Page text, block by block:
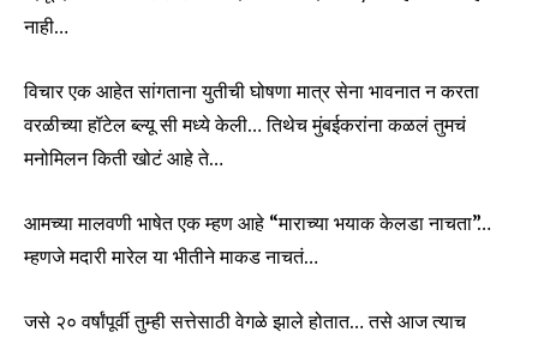
नाही…
विचार एक आहेत सांगताना युतीची घोषणा मात्र सेना भावनात न करता
वरळीच्या हॉटेल ब्ल्यू सी मध्ये केली… तिथेच मुंबईकरांना कळलं तुमचं
मनोमिलन किती खोटं आहे ते…
आमच्या मालवणी भाषेत एक म्हण आहे “माराच्या भयाक केलडा नाचता”…
म्हणजे मदारी मारेल या भीतीने माकड नाचतं…
जसे २० वर्षांपूर्वी तुम्ही सत्तेसाठी वेगळे झाले होतात… तसे आज त्याच